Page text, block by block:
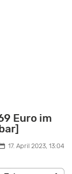
Euro im
17. April 2023, 13:04